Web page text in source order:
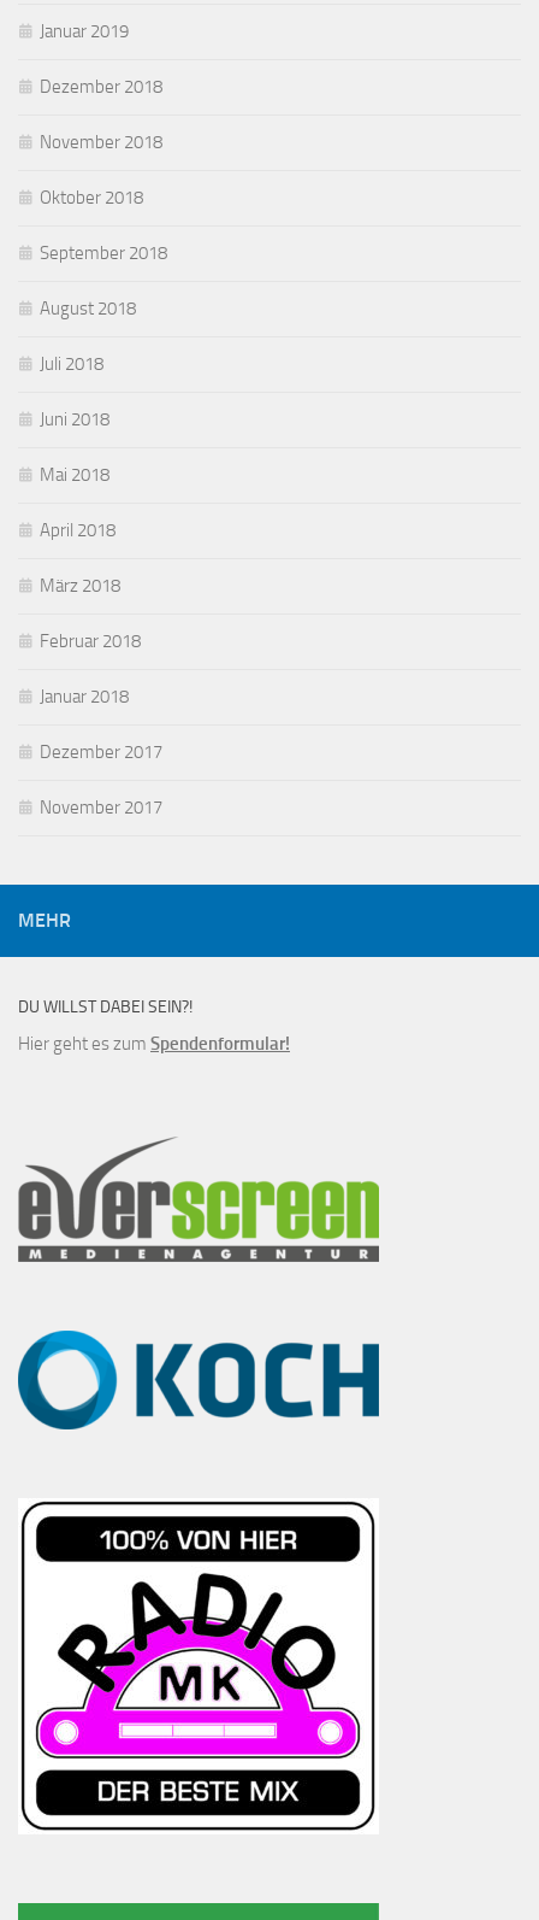
Januar 2019
Dezember 2018
November 2018
Oktober 2018
September 2018
August 2018
Juli 2018
Juni 2018
Mai 2018
April 2018
März 2018
Februar 2018
Januar 2018
Dezember 2017
November 2017
MEHR
DU WILLST DABEI SEIN?!
Hier geht es zum Spendenformular!